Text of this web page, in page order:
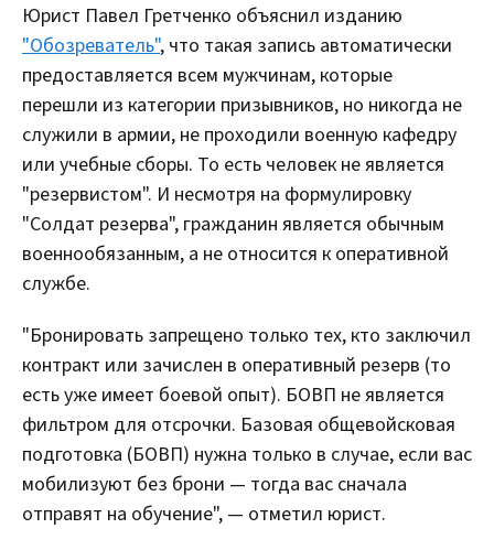
Юрист Павел Гретченко объяснил изданию
"Обозреватель", что такая запись автоматически
предоставляется всем мужчинам, которые
перешли из категории призывников, но никогда не
служили в армии, не проходили военную кафедру
или учебные сборы. То есть человек не является
"резервистом". И несмотря на формулировку
"Солдат резерва", гражданин является обычным
военнообязанным, а не относится к оперативной
службе.
"Бронировать запрещено только тех, кто заключил
контракт или зачислен в оперативный резерв (то
есть уже имеет боевой опыт). БОВП не является
фильтром для отсрочки. Базовая общевойсковая
подготовка (БОВП) нужна только в случае, если вас
мобилизуют без брони — тогда вас сначала
отправят на обучение", — отметил юрист.